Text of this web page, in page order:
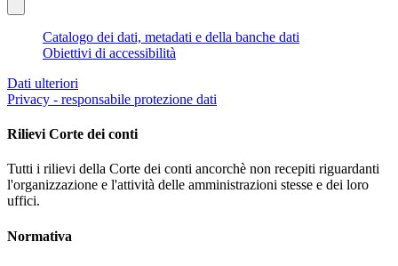
Catalogo dei dati, metadati e della banche dati
Obiettivi di accessibilità
Dati ulteriori
Privacy - responsabile protezione dati
Rilievi Corte dei conti
Tutti i rilievi della Corte dei conti ancorchè non recepiti riguardanti
l'organizzazione e l'attività delle amministrazioni stesse e dei loro
uffici.
Normativa